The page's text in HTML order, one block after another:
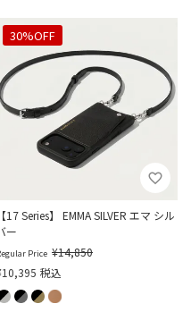
【17 Series】 EMMA SILVER エマ シル
ー
30%OFF
Price ¥14,850
10,395 税込